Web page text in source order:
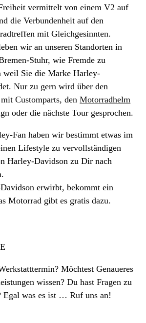
vermittelt von einem V2 auf
die Verbundenheit auf den
mit Gleichgesinnten.
wir an unseren Standorten in
Stuhr, wie Fremde zu
weil Sie die Marke Harley-
Nur zu gern wird über den
mit Customparts, denMotorradhelm
oder die nächste Tour gesprochen.
Fan haben wir bestimmt etwas im
Lifestyle zu vervollständigen
Harley-Davidson zu Dir nach
erwirbt, bekommt ein
Motorrad gibt es gratis dazu.
Möchtest Genaueres
wissen? Du hast Fragen zu
Egal was es ist … Ruf uns an!